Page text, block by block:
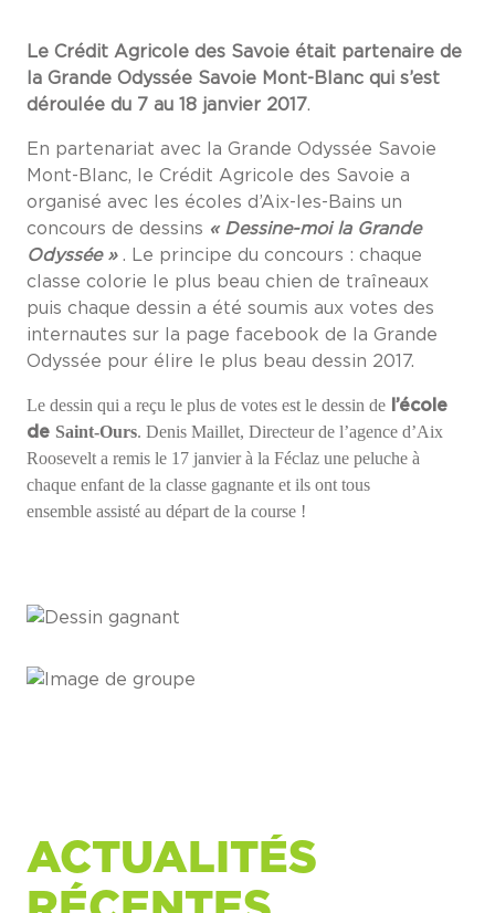
Le Crédit Agricole des Savoie était partenaire de
la Grande Odyssée Savoie Mont-Blanc qui s’est
déroulée du 7 au 18 janvier 2017.
En partenariat avec la Grande Odyssée Savoie
Mont-Blanc, le Crédit Agricole des Savoie a
organisé avec les écoles d’Aix-les-Bains un
concours de dessins « Dessine-moi la Grande
Odyssée ». Le principe du concours : chaque
classe colorie le plus beau chien de traîneaux
puis chaque dessin a été soumis aux votes des
internautes sur la page facebook de la Grande
Odyssée pour élire le plus beau dessin 2017.
Le dessin qui a reçu le plus de votes est le dessin de l’école
de Saint-Ours. Denis Maillet, Directeur de l’agence d’Aix
Roosevelt a remis le 17 janvier à la Féclaz une peluche à
chaque enfant de la classe gagnante et ils ont tous
ensemble assisté au départ de la course !
ACTUALITÉS